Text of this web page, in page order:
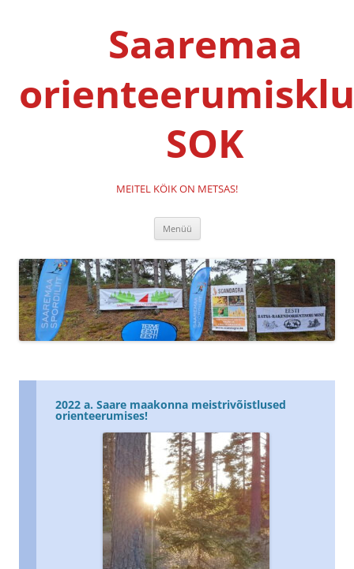
Saaremaa
SOK
MEITEL KÖIK ON METSAS!
Menüü
2022 a. Saare maakonna meistrivõistlused
orienteerumises!